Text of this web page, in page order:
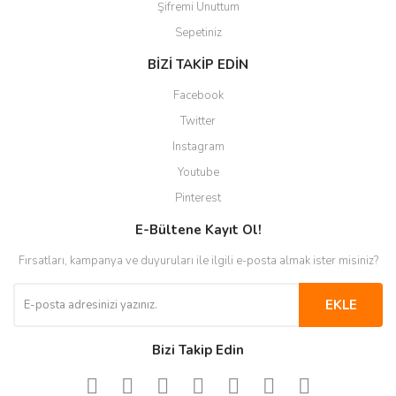
Şifremi Unuttum
Sepetiniz
BİZİ TAKİP EDİN
Facebook
Twitter
Instagram
Youtube
Pinterest
E-Bültene Kayıt Ol!
Fırsatları, kampanya ve duyuruları ile ilgili e-posta almak ister misiniz?
EKLE
Bizi Takip Edin